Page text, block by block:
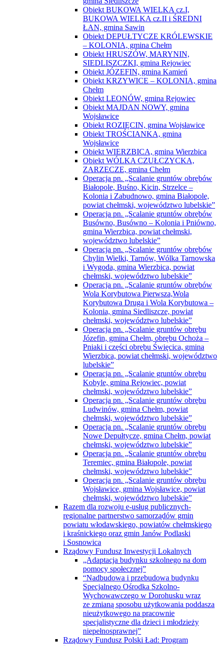
BUKOWA WIELKA cz.II i ŚREDNI
ŁAN, gmina Sawin
Obiekt DEPUŁTYCZE KRÓLEWSKIE
– KOLONIA, gmina Chełm
Obiekt HRUSZÓW, MARYNIN,
SIEDLISZCZKI, gmina Rejowiec
Obiekt JÓZEFIN, gmina Kamień
Obiekt KRZYWICE – KOLONIA, gmina
Chełm
Obiekt LEONÓW, gmina Rejowiec
Obiekt MAJDAN NOWY, gmina
Wojsławice
Obiekt ROZIĘCIN, gmina Wojsławice
Obiekt TROŚCIANKA, gmina
Wojsławice
Obiekt WIERZBICA, gmina Wierzbica
Obiekt WÓLKA CZUŁCZYCKA,
ZARZECZE, gmina Chełm
Operacja pn. „Scalanie gruntów obrębów
Białopole, Buśno, Kicin, Strzelce –
Kolonia i Zabudnowo, gmina Białopole,
powiat chełmski, województwo lubelskie”
Operacja pn. „Scalanie gruntów obrębów
Busówno, Busówno – Kolonia i Pniówno,
gmina Wierzbica, powiat chełmski,
województwo lubelskie”
Operacja pn. „Scalanie gruntów obrębów
Chylin Wielki, Tarnów, Wólka Tarnowska
i Wygoda, gmina Wierzbica, powiat
chełmski, województwo lubelskie”
Operacja pn. „Scalanie gruntów obrębów
Wola Korybutowa Pierwsza,Wola
Korybutowa Druga i Wola Korybutowa –
Kolonia, gmina Siedliszcze, powiat
chełmski, województwo lubelskie”
Operacja pn. „Scalanie gruntów obrębu
Józefin, gmina Chełm, obrębu Ochoża –
Pniaki i części obrębu Święcica, gmina
Wierzbica, powiat chełmski, województwo
lubelskie”
Operacja pn. „Scalanie gruntów obrębu
Kobyle, gmina Rejowiec, powiat
chełmski, województwo lubelskie”
Operacja pn. „Scalanie gruntów obrębu
Ludwinów, gmina Chełm, powiat
chełmski, województwo lubelskie”
Operacja pn. „Scalanie gruntów obrębu
Nowe Depułtycze, gmina Chełm, powiat
chełmski, województwo lubelskie”
Operacja pn. „Scalanie gruntów obrębu
Teremiec, gmina Białopole, powiat
chełmski, województwo lubelskie”
Operacja pn. „Scalanie gruntów obrębu
Wojsławice, gmina Wojsławice, powiat
chełmski, województwo lubelskie”
Razem dla rozwoju e-usług publicznych-
regionalne partnerstwo samorządów gmin
powiatu włodawskiego, powiatów chełmskiego
i kraśnickiego oraz gmin Janów Podlaski
i Sosnowica
Rządowy Fundusz Inwestycji Lokalnych
„Adaptacja budynku szkolnego na dom
pomocy społecznej”
“Nadbudowa i przebudowa budynku
Specjalnego Ośrodka Szkolno-
Wychowawczego w Dorohusku wraz
ze zmianą sposobu użytkowania poddasza
nieużytkowego na pracownie
specjalistyczne dla dzieci i młodzieży
niepełnosprawnej”
Rządowy Fundusz Polski Ład: Program
Inwestycji Strategicznych